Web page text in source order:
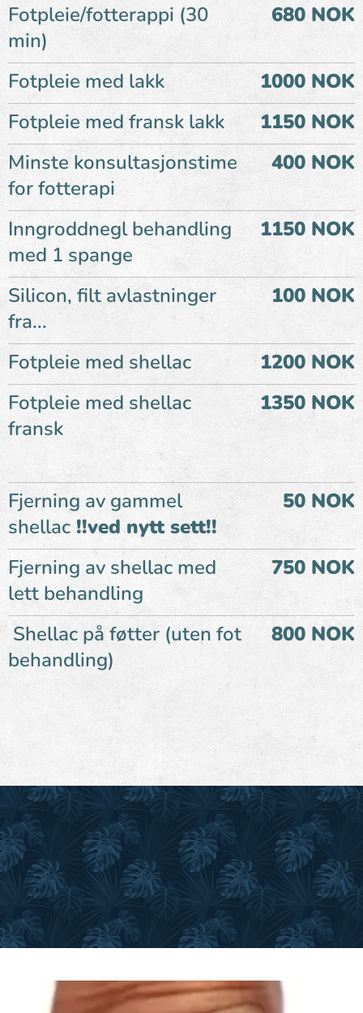
Fotpleie/fotterappi (30
min)
680 NOK
Fotpleie med lakk
1000 NOK
Fotpleie med fransk lakk
1150 NOK
Minste konsultasjonstime
for fotterapi
400 NOK
Inngroddnegl behandling
med 1 spange
1150 NOK
Silicon, filt avlastninger
fra...
100 NOK
Fotpleie med shellac
1200 NOK
Fotpleie med shellac
fransk
1350 NOK
Fjerning av gammel
shellac !!ved nytt sett!!
50 NOK
Fjerning av shellac med
lett behandling
750 NOK
Shellac på føtter (uten fot
behandling)
800 NOK